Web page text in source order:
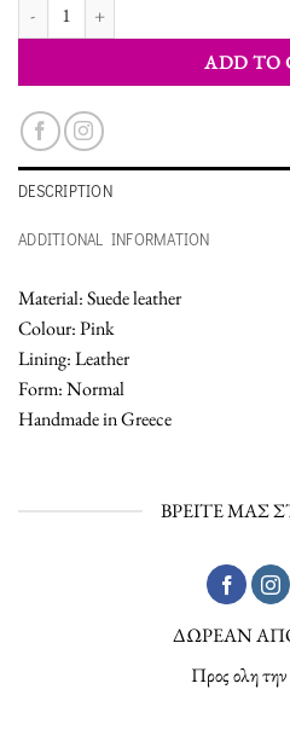
ADD TO
DESCRIPTION
ADDITIONAL INFORMATION
Material: Suede leather
Colour: Pink
Lining: Leather
Form: Normal
Handmade in Greece
ΒΡΕΙΤΕ ΜΑΣ
ΔΩΡΕΑΝ
Προς ολη